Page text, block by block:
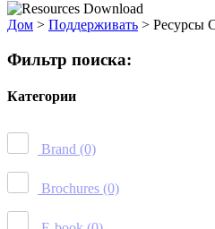
Дом > Поддерживать > Ресурсы
Фильтр поиска:
Категории
Brand (0)
Brochures (0)